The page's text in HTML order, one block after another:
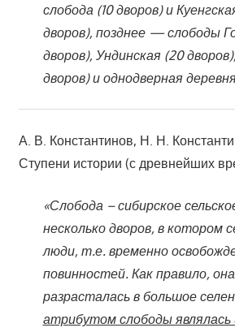
слобода (10 дворов) и
дворов), позднее — слободы
дворов), Ундинская (20
дворов) и однодверная
А. В. Константинов, Н. Н.
Ступени истории (с древнейших
«Слобода – сибирское
несколько дворов, в котором
люди, т.е. временно
повинностей. Как правило,
разрасталась в большое
атрибутом слободы являлась